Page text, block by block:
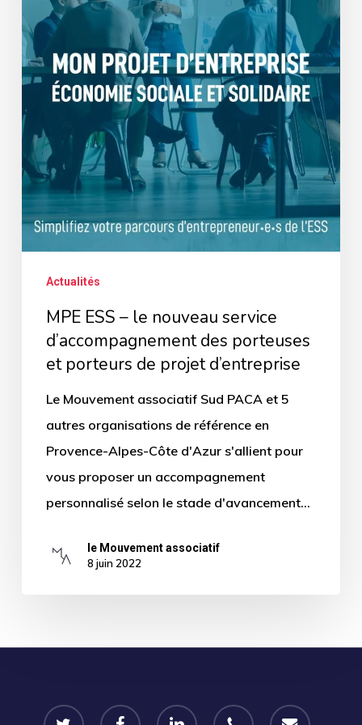
service
d’accompagnement
des
porteuses
et
porteurs
de
d’entreprise
Actualités
MPE ESS – le nouveau service
d’accompagnement des porteuses
et porteurs de projet d’entreprise
Le Mouvement associatif Sud PACA et 5
autres organisations de référence en
Provence-Alpes-Côte d'Azur s'allient pour
vous proposer un accompagnement
personnalisé selon le stade d'avancement…
le Mouvement associatif
8 juin 2022
twitter facebook linkedin phone email